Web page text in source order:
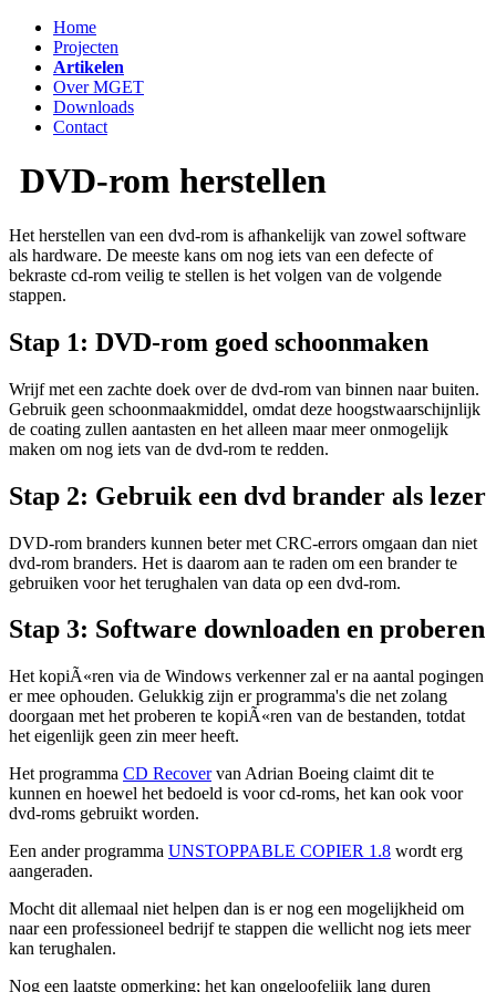
Home
Projecten
Artikelen
Over MGET
Downloads
Contact
DVD-rom herstellen
Het herstellen van een dvd-rom is afhankelijk van zowel software
als hardware. De meeste kans om nog iets van een defecte of
bekraste cd-rom veilig te stellen is het volgen van de volgende
stappen.
Stap 1: DVD-rom goed schoonmaken
Wrijf met een zachte doek over de dvd-rom van binnen naar buiten.
Gebruik geen schoonmaakmiddel, omdat deze hoogstwaarschijnlijk
de coating zullen aantasten en het alleen maar meer onmogelijk
maken om nog iets van de dvd-rom te redden.
Stap 2: Gebruik een dvd brander als lezer
DVD-rom branders kunnen beter met CRC-errors omgaan dan niet
dvd-rom branders. Het is daarom aan te raden om een brander te
gebruiken voor het terughalen van data op een dvd-rom.
Stap 3: Software downloaden en proberen
Het kopiÃ«ren via de Windows verkenner zal er na aantal pogingen
er mee ophouden. Gelukkig zijn er programma's die net zolang
doorgaan met het proberen te kopiÃ«ren van de bestanden, totdat
het eigenlijk geen zin meer heeft.
Het programma CD Recovervan Adrian Boeing claimt dit te
kunnen en hoewel het bedoeld is voor cd-roms, het kan ook voor
dvd-roms gebruikt worden.
Een ander programma UNSTOPPABLE COPIER 1.8 wordt erg
aangeraden.
Mocht dit allemaal niet helpen dan is er nog een mogelijkheid om
naar een professioneel bedrijf te stappen die wellicht nog iets meer
kan terughalen.
Nog een laatste opmerking; het kan ongeloofelijk lang duren